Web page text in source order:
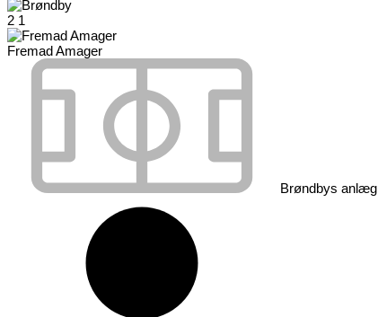
2 1
Fremad Amager
Brøndbys anlæg